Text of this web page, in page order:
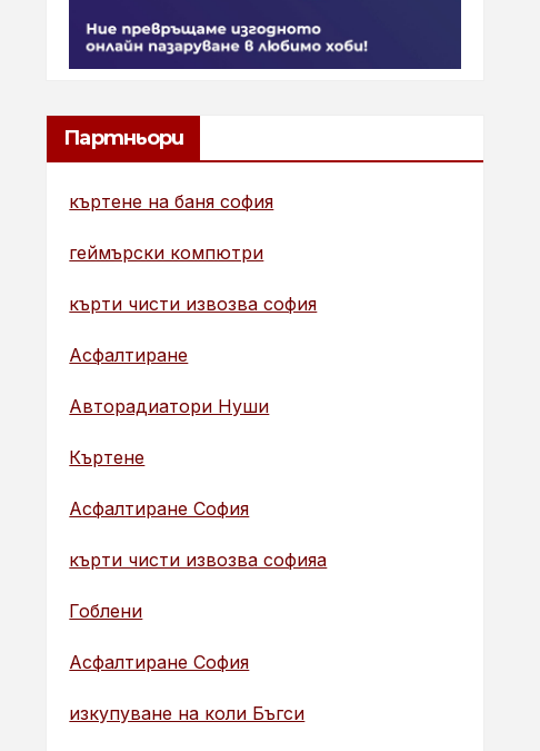
Партньори
къртене на баня софия
геймърски компютри
кърти чисти извозва софия
Асфалтиране
Авторадиатори Нуши
Къртене
Асфалтиране София
кърти чисти извозва софияа
Гоблени
Асфалтиране София
изкупуване на коли Бъгси